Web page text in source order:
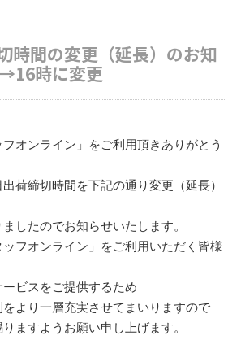
時間の変更（延長）のお知
時に変更
オンライン」をご利用頂きありがとう
荷締切時間を下記の通り変更（延長）
したのでお知らせいたします。
フオンライン」をご利用いただく皆様
ビスをご提供するため
より一層充実させてまいりますので
ますようお願い申し上げます。